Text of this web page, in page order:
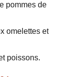
pommes de
omelettes et
poissons.